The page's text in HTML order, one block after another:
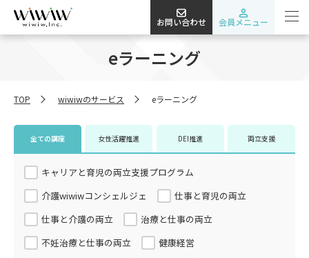
お問い合わせ 会員メニュー
eラーニング
TOP wiwiwのサービス eラーニング
全ての講座 女性活躍推進 DEI推進 両立支援
キャリアと育児の両立支援プログラム
介護wiwiwコンシェルジェ
仕事と育児の両立
仕事と介護の両立
治療と仕事の両立
不妊治療と仕事の両立
健康経営